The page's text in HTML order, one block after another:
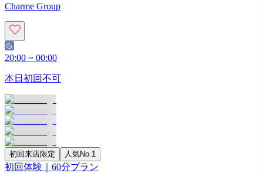
Charme Group
20:00 ~ 00:00
本日初回不可
初回来店限定 人気No.1
初回体験｜60分プラン